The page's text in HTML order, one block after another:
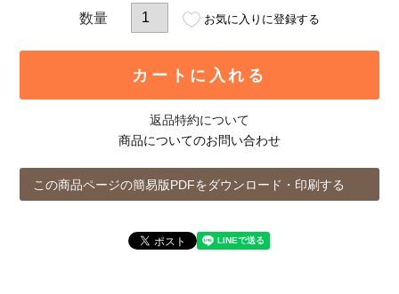
お気に入りに登録する
カートに入れる
返品特約について
商品についてのお問い合わせ
この商品ページの簡易版PDFをダウンロード・印刷する